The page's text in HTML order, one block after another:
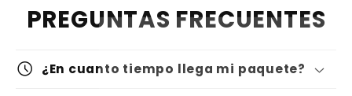
PREGUNTAS FRECUENTES
schedule ¿En cuanto tiempo llega mi paquete?